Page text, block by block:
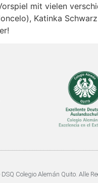
mit vielen
Katinka
Colegio Alemán Quito. Alle